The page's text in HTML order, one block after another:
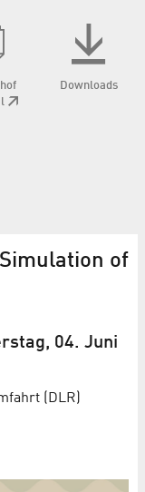
Downloads
of
04. Juni
(DLR)